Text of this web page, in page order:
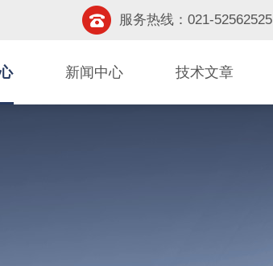
服务热线：021-52562525
新闻中心 技术文章